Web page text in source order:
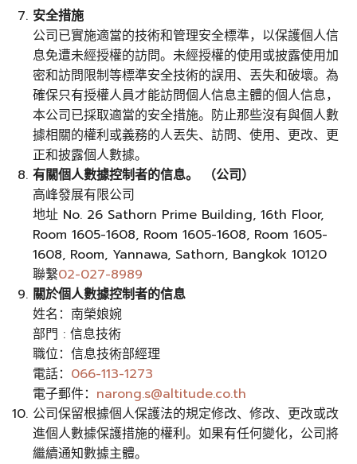
安全措施
公司已實施適當的技術和管理安全標準，以保護個人信
息免遭未經授權的訪問。未經授權的使用或披露使用加
密和訪問限制等標準安全技術的誤用、丟失和破壞。為
確保只有授權人員才能訪問個人信息主體的個人信息，
本公司已採取適當的安全措施。防止那些沒有與個人數
據相關的權利或義務的人丟失、訪問、使用、更改、更
正和披露個人數據。
有關個人數據控制者的信息。 （公司）
高峰發展有限公司
地址 No. 26 Sathorn Prime Building, 16th Floor,
Room 1605-1608, Room 1605-1608, Room 1605-
1608, Room, Yannawa, Sathorn, Bangkok 10120
聯繫02-027-8989
關於個人數據控制者的信息
姓名：南榮娘婉
部門 : 信息技術
職位：信息技術部經理
電話： 066-113-1273
電子郵件： narong.s@altitude.co.th
公司保留根據個人保護法的規定修改、修改、更改或改
進個人數據保護措施的權利。如果有任何變化，公司將
繼續通知數據主體。